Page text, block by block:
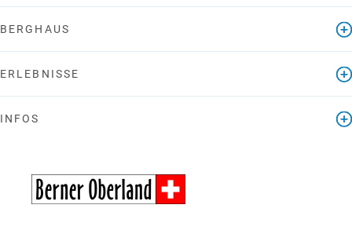
BERGHAUS
ERLEBNISSE
INFOS